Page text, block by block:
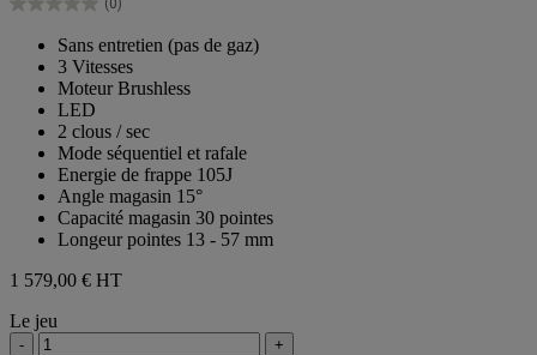
étoiles.
0.0
étoiles.
Sans entretien (pas de gaz)
3 Vitesses
Moteur Brushless
LED
2 clous / sec
Mode séquentiel et rafale
Energie de frappe 105J
Angle magasin 15°
Capacité magasin 30 pointes
Longeur pointes 13 - 57 mm
1 579,00 € HT
Le jeu
- +